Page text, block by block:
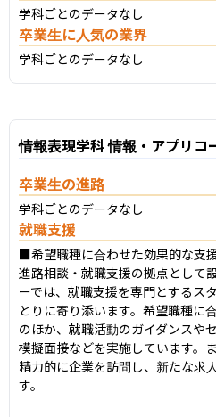
学科ごとのデータなし
卒業生に人気の業界
学科ごとのデータなし
情報表現学科 情報・アプリコ
卒業生の進路
学科ごとのデータなし
就職支援
■希望職種に合わせた効果的な支
進路相談・就職支援の拠点として
ーでは、就職支援を専門とするス
とりに寄り添います。希望職種に
のほか、就職活動のガイダンスや
模擬面接などを実施しています。
精力的に企業を訪問し、新たな求
す。